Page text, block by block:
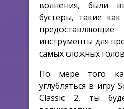
волнения, были
бустеры, такие
инструменты для
самых сложных
По мере того
углубляться в игру
Classic 2, ты